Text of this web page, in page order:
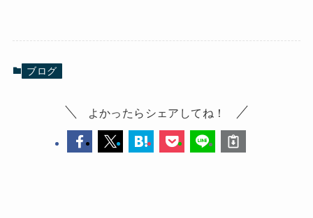
ブログ
よかったらシェアしてね！